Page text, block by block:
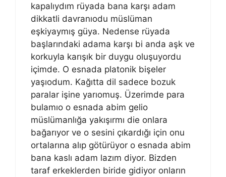
kapalıydım rüyada bana karşı adam
dikkatli davranıodu müslüman
eşkiyaymış güya. Nedense rüyada
başlarındaki adama karşı bi anda aşk ve
korkuyla karışık bir duygu oluşuyordu
içimde. O esnada platonik bişeler
yaşıodum. Kağıtta dil sadece bozuk
paralar işine yarıomuş. Üzerimde para
bulamıo o esnada abim gelio
müslümanlığa yakışırmı die onlara
bağarıyor ve o sesini çıkardığı için onu
ortalarına alıp götürüyor o esnada abim
bana kaslı adam lazım diyor. Bizden
taraf erkeklerden biride gidiyor onların